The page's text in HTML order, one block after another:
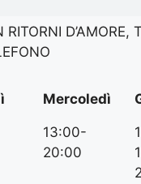
Mercoledì
13:00-
20:00